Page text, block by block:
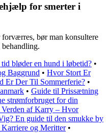
for smerter i
bør man konsultere
bløder en hund i løbetid? •
Baggrund • Hvor Stort Er
Er Der Til Sommerferie? •
• Guide til Prissætning
strømforbruget for din
af Karry – Hvor
En guide til den smukke by
og Meritter•